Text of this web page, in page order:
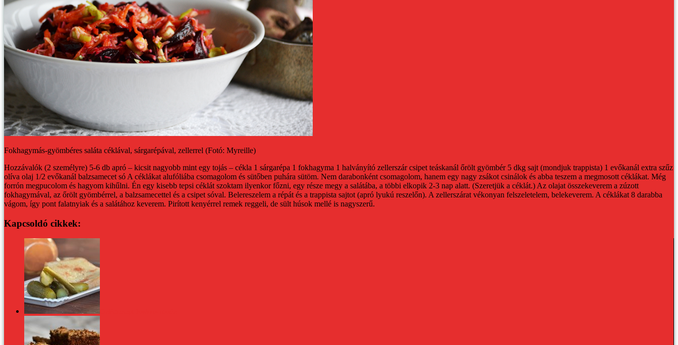
Fokhagymás-gyömbéres saláta céklával, sárgarépával, zellerrel (Fotó: Myreille)
Hozzávalók (2 személyre) 5-6 db apró – kicsit nagyobb mint egy tojás – cékla 1 sárgarépa 1 fokhagyma 1 halványító zellerszárcsipet teáskanál őrölt gyömbér5 dkg sajt (mondjuk trappista) 1 evőkanál extra szűz
olíva olaj 1/2 evőkanál balzsamecet só A céklákat alufóliába csomagolom és sütőben puhára sütöm. Nem darabonként csomagolom, hanem egy nagy zsákot csinálok és abba teszem a megmosott céklákat. Még
forrón megpucolom és hagyom kihűlni. Én egy kisebb tepsi céklát szoktam ilyenkor főzni, egy része megy a salátába, a többi elkopik 2-3 nap alatt. (Szeretjük a céklát.) Az olajat összekeverem a zúzott
fokhagymával, az őrölt gyömbérrel, a balzsamecettel és a csipet sóval. Belereszelem a répát és a trappista sajtot (apró lyukú reszelőn). A zellerszárat vékonyan felszeletelem, belekeverem. A céklákat 8 darabba
vágom, így pont falatnyiak és a salátához keverem. Pirított kenyérrel remek reggeli, de sült húsok mellé is nagyszerű.
Kapcsoldó cikkek: